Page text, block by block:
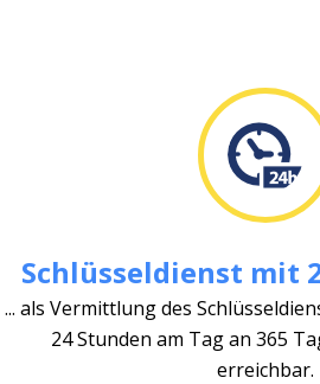
Schlüsseldienst mit
... als Vermittlung des
24 Stunden am Tag an 365
erreichbar.